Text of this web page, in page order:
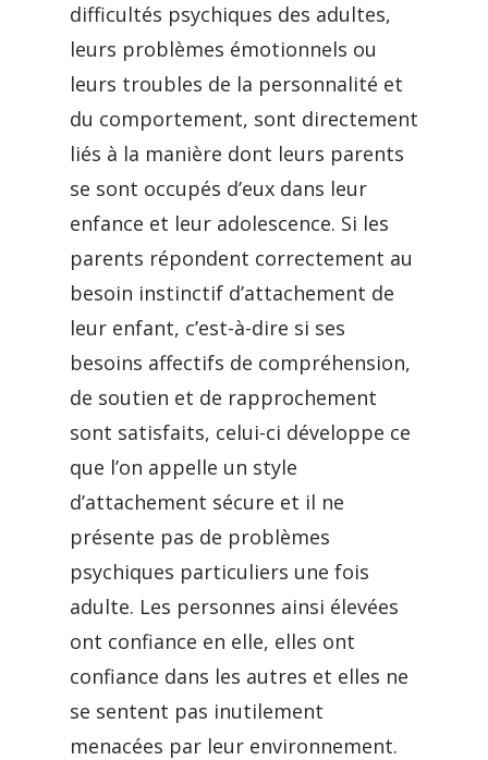
difficultés psychiques des adultes,
leurs problèmes émotionnels ou
leurs troubles de la personnalité et
du comportement, sont directement
liés à la manière dont leurs parents
se sont occupés d’eux dans leur
enfance et leur adolescence. Si les
parents répondent correctement au
besoin instinctif d’attachement de
leur enfant, c’est-à-dire si ses
besoins affectifs de compréhension,
de soutien et de rapprochement
sont satisfaits, celui-ci développe ce
que l’on appelle un style
d’attachement sécure et il ne
présente pas de problèmes
psychiques particuliers une fois
adulte. Les personnes ainsi élevées
ont confiance en elle, elles ont
confiance dans les autres et elles ne
se sentent pas inutilement
menacées par leur environnement.